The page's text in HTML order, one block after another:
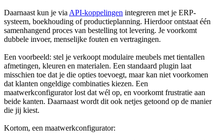
Daarnaast kun je via API-koppelingen integreren met je ERP-
systeem, boekhouding of productieplanning. Hierdoor ontstaat één
samenhangend proces van bestelling tot levering. Je voorkomt
dubbele invoer, menselijke fouten en vertragingen.
Een voorbeeld: stel je verkoopt modulaire meubels met tientallen
afmetingen, kleuren en materialen. Een standaard plugin laat
misschien toe dat je die opties toevoegt, maar kan niet voorkomen
dat klanten ongeldige combinaties kiezen. Een
maatwerkconfigurator lost dat wél op, en voorkomt frustratie aan
beide kanten. Daarnaast wordt dit ook netjes getoond op de manier
die jij kiest.
Kortom, een maatwerkconfigurator: